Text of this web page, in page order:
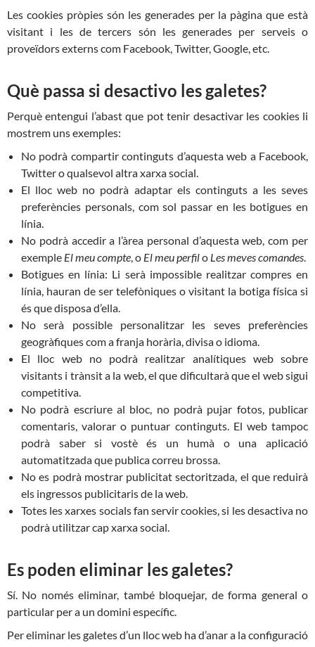
Les cookies pròpies són les generades per la pàgina que està
visitant i les de tercers són les generades per serveis o
proveïdors externs com Facebook, Twitter, Google, etc.
Què passa si desactivo les galetes?
Perquè entengui l’abast que pot tenir desactivar les cookies li
mostrem uns exemples:
No podrà compartir continguts d’aquesta web a Facebook,
Twitter o qualsevol altra xarxa social.
El lloc web no podrà adaptar els continguts a les seves
preferències personals, com sol passar en les botigues en
línia.
No podrà accedir a l’àrea personal d’aquesta web, com per
exemple El meu compte , o El meu perfilo Les meves comandes
Botigues en línia: Li serà impossible realitzar compres en
línia, hauran de ser telefòniques o visitant la botiga física si
és que disposa d’ella.
No serà possible personalitzar les seves preferències
geogràfiques com a franja horària, divisa o idioma.
El lloc web no podrà realitzar analítiques web sobre
visitants i trànsit a la web, el que dificultarà que el web sigui
competitiva.
No podrà escriure al bloc, no podrà pujar fotos, publicar
comentaris, valorar o puntuar continguts. El web tampoc
podrà saber si vostè és un humà o una aplicació
automatitzada que publica correu brossa.
No es podrà mostrar publicitat sectoritzada, el que reduirà
els ingressos publicitaris de la web.
Totes les xarxes socials fan servir cookies, si les desactiva no
podrà utilitzar cap xarxa social.
Es poden eliminar les galetes?
Sí. No només eliminar, també bloquejar, de forma general o
particular per a un domini específic.
Per eliminar les galetes d’un lloc web ha d’anar a la configuració